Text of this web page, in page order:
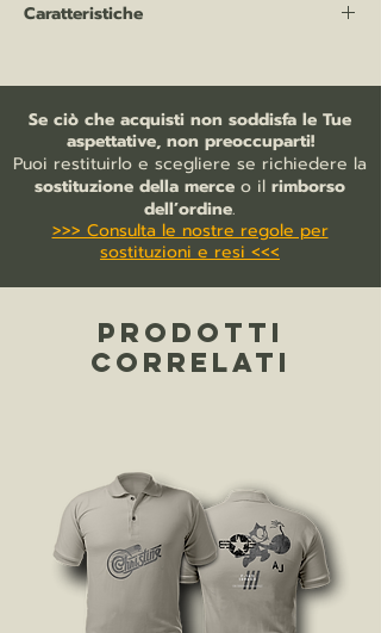
Caratteristiche
100% cotone (Optimium™) prelavato e
ring-spun
Piqué fine ad alta densità
Mano morbida
Fettuccia a spina di pesce premium
nel collo e spacchetti laterali
Collo e polsini in maglia a costine
Abbottonatura a 2 bottoni tono su
tono
Se ciò che acquisti non soddisfa le Tue
aspettative, non preoccuparti!
Puoi restituirlo e scegliere se richiedere la
sostituzione della merce o il rimborso
dell’ordine.
>>> Consulta le nostre regole per
sostituzioni e resi <<<
PRODOTTI
CORRELATI